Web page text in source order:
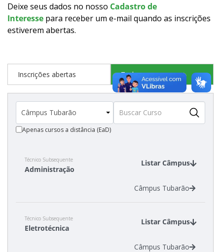
Processos Seletivos
Inscrições e acompanhamento
Orientações para Matrícula
Transferências e Retornos
Provas e Gabaritos
Estatísticas dos Processos Seletivos
Deixe seus dados no nosso Cadastro de
Interesse para receber um e-mail quando as inscrições
estiverem abertas.
Inscrições abertas Todos os cursos
Apenas cursos a distância (EaD)
Técnico Subsequente
Administração
Listar Câmpus
Câmpus Tubarão
Técnico Subsequente
Eletrotécnica
Listar Câmpus
Câmpus Tubarão